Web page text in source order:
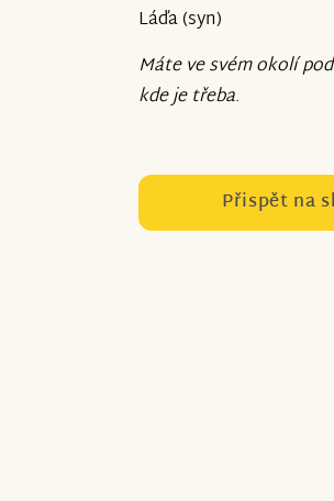
Láďa (syn)
Máte ve svém okolí
kde je třeba.
Přispět na